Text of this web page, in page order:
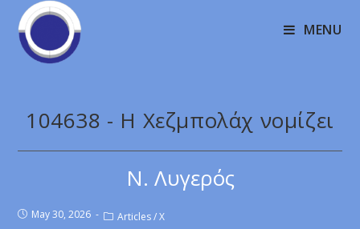
MENU
104638 - Η Χεζμπολάχ νομίζει
Ν. Λυγερός
May 30, 2026 Articles / X